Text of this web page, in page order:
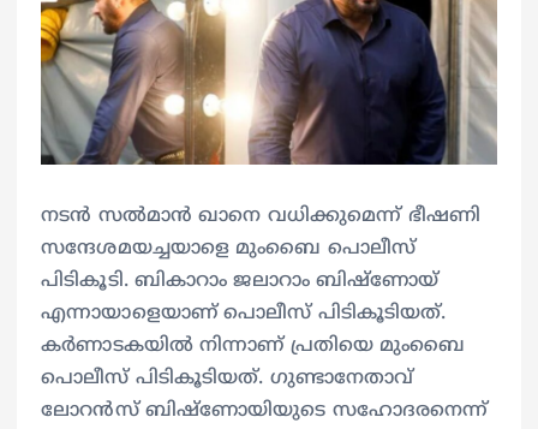
നടൻ സൽമാൻ ഖാനെ വധിക്കുമെന്ന് ഭീഷണി
സന്ദേശമയച്ചയാളെ മുംബൈ പൊലീസ്
പിടികൂടി. ബികാറാം ജലാറാം ബിഷ്ണോയ്
എന്നായാളെയാണ് പൊലീസ് പിടികൂടിയത്.
കർണാടകയിൽ നിന്നാണ് പ്രതിയെ മുംബൈ
പൊലീസ് പിടികൂടിയത്. ഗുണ്ടാനേതാവ്
ലോറൻസ് ബിഷ്ണോയിയുടെ സഹോദരനെന്ന്